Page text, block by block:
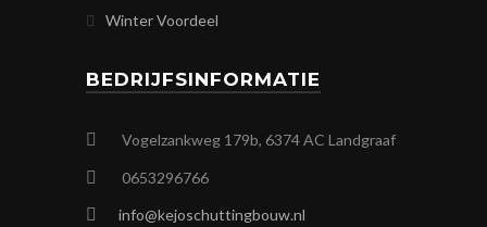
Winter Voordeel
BEDRIJFSINFORMATIE
Vogelzankweg 179b, 6374 AC Landgraaf
0653296766
info@kejoschuttingbouw.nl